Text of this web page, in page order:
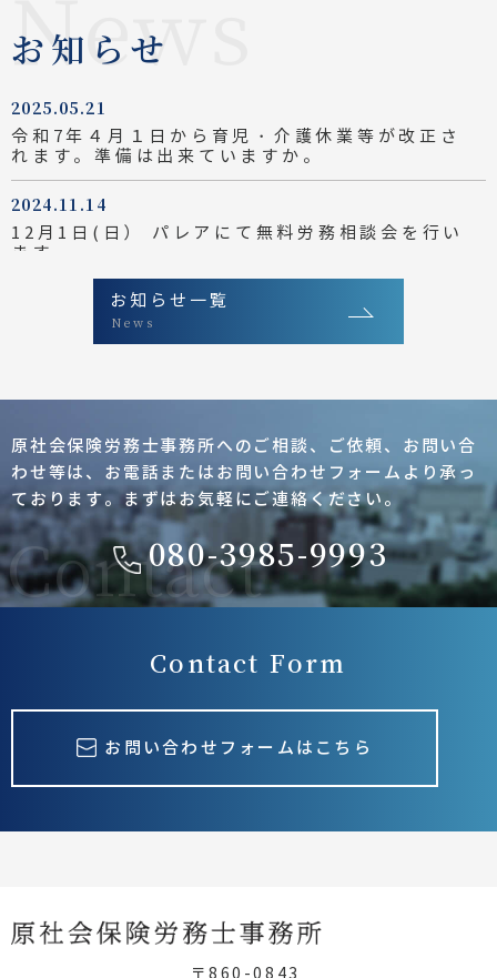
お知らせ
令和7年４月１日から育児・介護休業等が改正さ
れます。準備は出来ていますか。
2025.05.21
12月1日(日） パレアにて無料労務相談会を行い
ます。
2024.11.14
熊本市で社会保険労務士による労働や社会保険に
関する無料相談をしています。
2024.10.04
12月18日 暮らしの労務相談会
2024.10.04
10月17日 労務相談会
2024.10.04
10月16日 労務相談会
2024.10.04
お知らせ一覧
News
原社会保険労務士事務所へのご相談、ご依頼、 お問い合
わせ等は、お電話またはお問い合わせフォーム より承っ
ております。まずはお気軽にご連絡ください。
080-3985-9993
Contact Form
お問い合わせフォームはこちら